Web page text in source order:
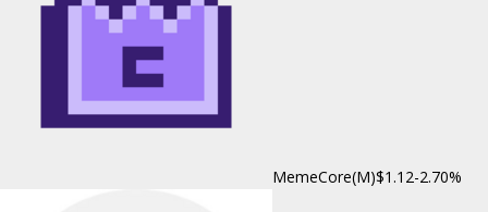
MemeCore(M)$1.12-2.70%